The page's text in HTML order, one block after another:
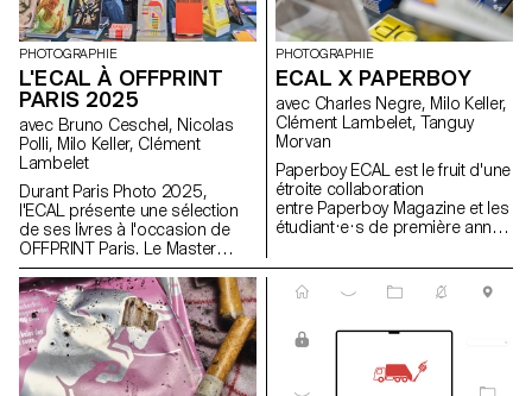
PHOTOGRAPHIE
L'ECAL À OFFPRINT
PARIS 2025
avec Bruno Ceschel, Nicolas
Polli, Milo Keller, Clément
Lambelet
Durant Paris Photo 2025,
l'ECAL présente une sélection
de ses livres à l'occasion de
OFFPRINT Paris. Le Master
Photographie de l’ECAL a le
plaisir de présenter une
sélection de livres réalisés par
ses étudiant·e·s de deuxième
année. Cet événement sera
l’occasion d’échanger en direct
avec les jeunes photographes
PHOTOGRAPHIE
ECAL X PAPERBOY
avec Charles Negre, Milo Keller,
Clément Lambelet, Tanguy
Morvan
Paperboy ECAL est le fruit d'une
étroite collaboration
entre Paperboy Magazine et les
étudiant·e·s de première année
l'ECAL. Sous la houlette du
photographe Charles Negre ,
ils·elles ont exploré le potentiel
créer des natures mortes
mystérieuses et ludiques.